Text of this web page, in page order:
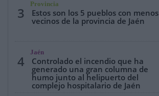
3
Provincia
Estos son los 5 pueblos con menos
vecinos de la provincia de Jaén
4
Jaén
Controlado el incendio que ha
generado una gran columna de
humo junto al helipuerto del
complejo hospitalario de Jaén